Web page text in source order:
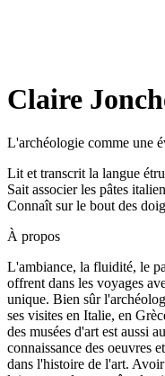
Claire
L'archéologie comme une
Lit et transcrit la langue
Sait associer les pâtes
Connaît sur le bout des
À propos
L'ambiance, la fluidité, le
offrent dans les voyages
unique. Bien sûr
ses visites en Italie, en
des musées d'art est aussi
connaissance des oeuvres
dans l'histoire de l'art.